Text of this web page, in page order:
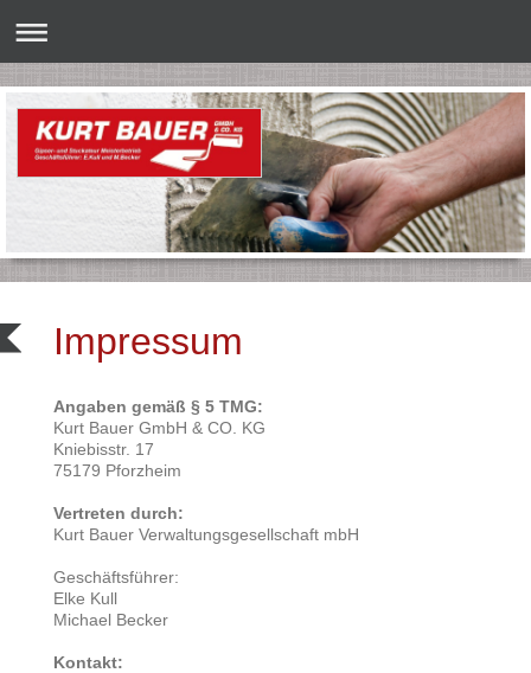
Impressum
Angaben gemäß § 5 TMG:
Kurt Bauer GmbH & CO. KG
Kniebisstr. 17
75179 Pforzheim
Vertreten durch:
Kurt Bauer Verwaltungsgesellschaft mbH
Geschäftsführer:
Elke Kull
Michael Becker
Kontakt: